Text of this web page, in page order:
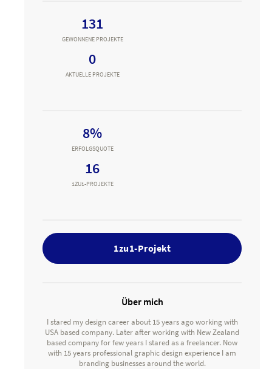
131
GEWONNENE PROJEKTE
0
AKTUELLE PROJEKTE
8%
ERFOLGSQUOTE
16
1ZU1-PROJEKTE
1zu1-Projekt
Über mich
I stared my design career about 15 years ago working with
USA based company. Later after working with New Zealand
based company for few years I stared as a freelancer. Now
with 15 years professional graphic design experience I am
branding businesses around the world.